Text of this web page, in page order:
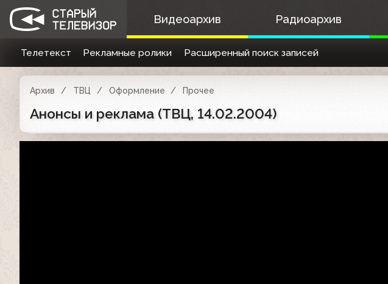
Видеоархив Радиоархив
Телетекст Рекламные ролики Расширенный поиск записей
Архив ТВЦ Оформление Прочее
Анонсы и реклама (ТВЦ, 14.02.2004)